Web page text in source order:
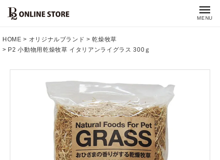
MENU
HOME オリジナルブランド
乾燥牧草
P2 小動物用乾燥牧草 イタリアンライグラス 300ｇ